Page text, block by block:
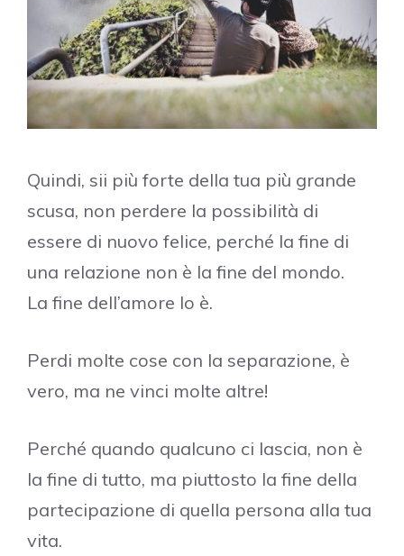
Quindi, sii più forte della tua più grande
scusa, non perdere la possibilità di
essere di nuovo felice, perché la fine di
una relazione non è la fine del mondo.
La fine dell’amore lo è.
Perdi molte cose con la separazione, è
vero, ma ne vinci molte altre!
Perché quando qualcuno ci lascia, non è
la fine di tutto, ma piuttosto la fine della
partecipazione di quella persona alla tua
vita.